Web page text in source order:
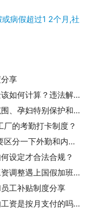
或病假超过1 2个月,社
享
【诚展工资核算】员工离职赔偿金该如何计算？违法解除或终止劳动合同案例
【诚展工资核算】高温津贴发放范围、孕妇特别保护和不能用饮料替代案例精选
厂的考勤打卡制度？
【诚展HR干货】高温费发放还是要区分一下外勤和内勤人员,尽量公平,不要一刀切
设定才合法合规？
【诚展考勤加班工资核算】最低工资调整遇上国假加班,加班费该怎么算?
工补贴制度分享
【诚展考勤工资】非全日制考勤的工资是按月支付的吗？